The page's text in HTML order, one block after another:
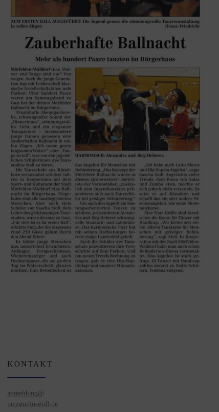
KONTAKT
anmeldung@
tanzstudio-stoll.de